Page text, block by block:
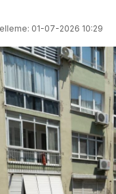
01-07-2026 10:29